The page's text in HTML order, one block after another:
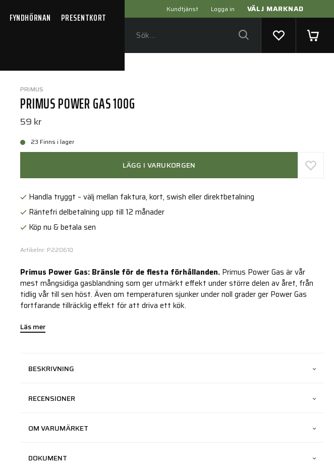
Kundtjänst Logga in VÄLJ MARKNAD
FYNDHÖRNAN PRESENTKORT
PRIMUS
PRIMUS POWER GAS 100G
59 kr
23 Finns i lager
LÄGG I VARUKORGEN
Handla tryggt – välj mellan faktura, kort, swish eller direktbetalning
Räntefri delbetalning upp till 12 månader
Köp nu & betala sen
Artikelnr: P220610
Primus Power Gas: Bränsle för de flesta förhållanden. Primus Power Gas är vår
mest mångsidiga gasblandning som ger utmärkt effekt under större delen av året, från
tidlig vår till sen höst. Även om temperaturen sjunker under noll grader ger Power Gas
fortfarande tillräcklig effekt för att driva ett kök.
Läs mer
BESKRIVNING
RECENSIONER
OM VARUMÄRKET
DOKUMENT